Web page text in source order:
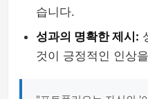
습니다.
성과의 명확한 제시:
것이 긍정적인 인상